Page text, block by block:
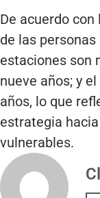
De acuerdo
de las
estaciones son
nueve años; y
años, lo que
estrategia
vulnerables.